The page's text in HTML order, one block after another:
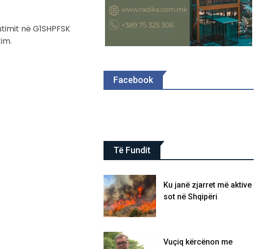
në G1SHPFSK
Facebook
Të Fundit
Ku janë zjarret më aktive
sot në Shqipëri
Vuçiq kërcënon me